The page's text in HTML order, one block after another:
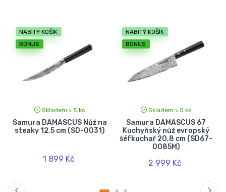
NABITÝ KOŠÍK
BONUS
Skladem > 5 ks
Samura DAMASCUS Nůž na
steaky 12,5 cm (SD-0031)
1 899 Kč
NABITÝ KOŠÍK
BONUS
Skladem > 5 ks
Samura DAMASCUS 67
Kuchyňský nůž evropský
šéfkuchař 20,8 cm (SD67-
0085M)
2 999 Kč